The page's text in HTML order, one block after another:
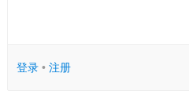
登录• 注册